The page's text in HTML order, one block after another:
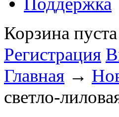
Корзина пуста
Регистрация
Главная →
светло-